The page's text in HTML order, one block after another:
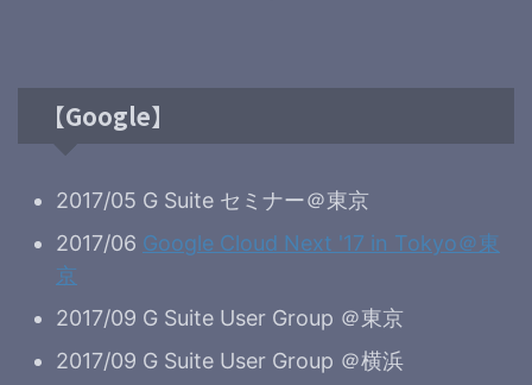
【Google】
2017/05 G Suite セミナー＠東京
2017/06 Google Cloud Next '17 in Tokyo＠東
京
2017/09 G Suite User Group ＠東京
2017/09 G Suite User Group ＠横浜